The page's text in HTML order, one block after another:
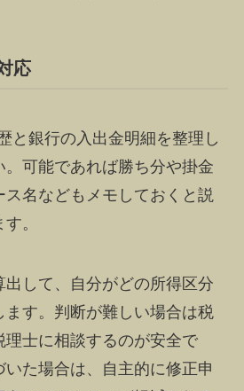
応
と銀行の入出金明細を整理し
。可能であれば勝ち分や掛金
名などもメモしておくと説
。
して、自分がどの所得区分
ます。判断が難しい場合は税
士に相談するのが安全で
た場合は、自主的に修正申